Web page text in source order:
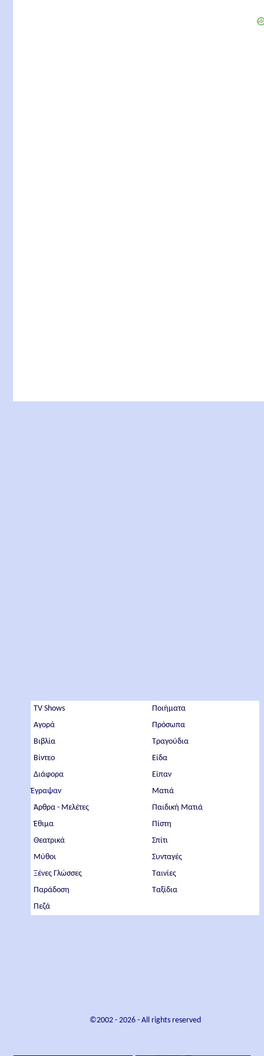
TV Shows
Αγορά
Βιβλία
Βίντεο
Διάφορα
Έγραψαν
Άρθρα - Μελέτες
Έθιμα
Θεατρικά
Μύθοι
Ξένες Γλώσσες
Παράδοση
Πεζά
Ποιήματα
Πρόσωπα
Τραγούδια
Είδα
Είπαν
Ματιά
Παιδική Ματιά
Πίστη
Σπίτι
Συνταγές
Ταινίες
Ταξίδια
©2002 - 2026- All rights reserved